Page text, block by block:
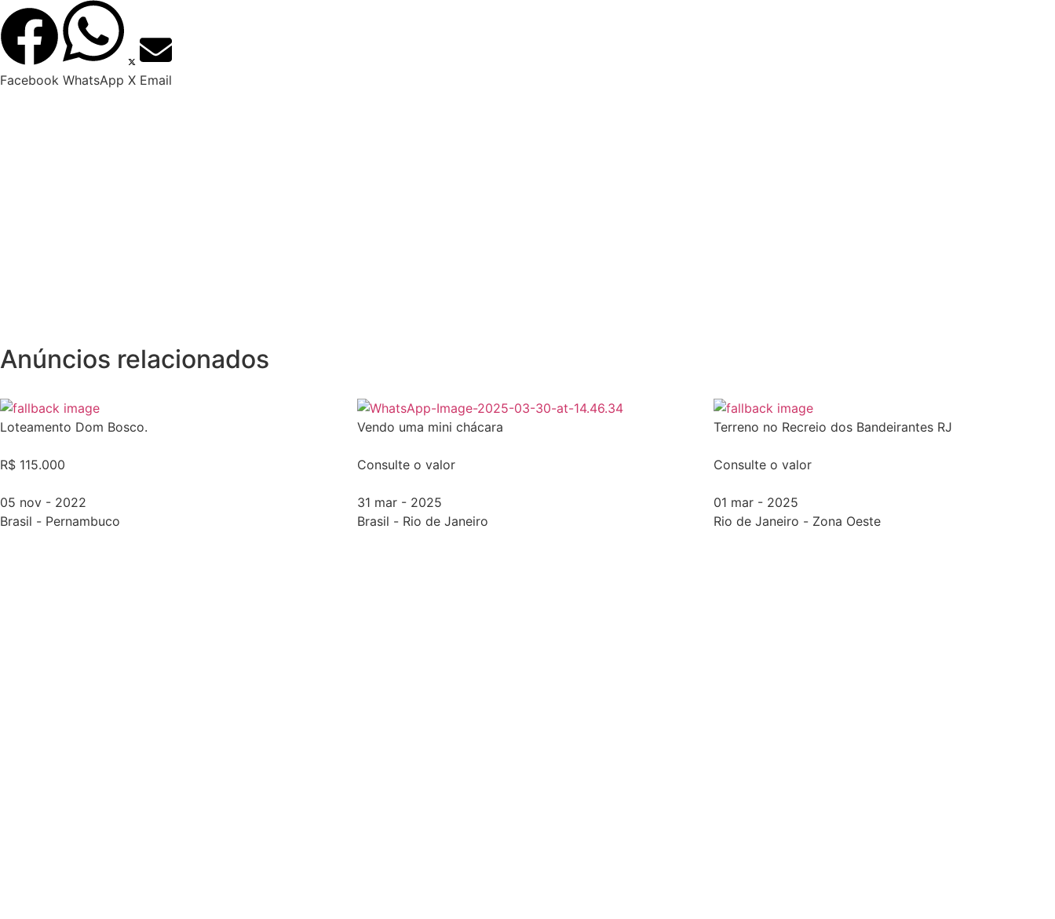
Facebook WhatsApp X Email
Anúncios relacionados
Loteamento Dom Bosco.
R$ 115.000
05 nov - 2022
Brasil - Pernambuco
Vendo uma mini chácara
Consulte o valor
31 mar - 2025
Brasil - Rio de Janeiro
Terreno no Recreio dos Bandeirantes RJ
Consulte o valor
01 mar - 2025
Rio de Janeiro - Zona Oeste